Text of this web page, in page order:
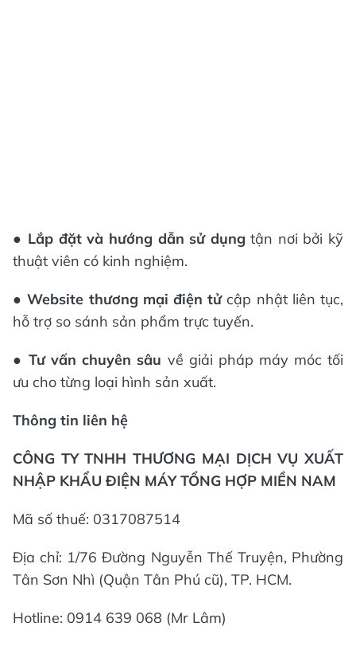
● Lắp đặt và hướng dẫn sử dụng tận nơi bởi kỹ
thuật viên có kinh nghiệm.
●Website thương mại điện tửcập nhật liên tục,
hỗ trợ so sánh sản phẩm trực tuyến.
●Tư vấn chuyên sâu về giải pháp máy móc tối
ưu cho từng loại hình sản xuất.
Thông tin liên hệ
CÔNG TY TNHH THƯƠNG MẠI DỊCH VỤ XUẤT
NHẬP KHẨU ĐIỆN MÁY TỔNG HỢP MIỀN NAM
Mã số thuế: 0317087514
Địa chỉ: 1/76 Đường Nguyễn Thế Truyện, Phường
Tân Sơn Nhì (Quận Tân Phú cũ), TP. HCM.
Hotline: 0914 639 068 (Mr Lâm)